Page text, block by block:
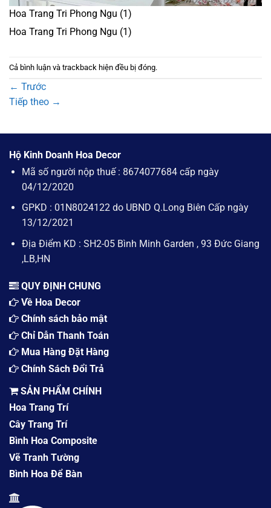
Hoa Trang Tri Phong Ngu (1)
Hoa Trang Tri Phong Ngu (1)
Cả bình luận và trackback hiện đều bị đóng.
← Trước
Tiếp theo →
Hộ Kinh Doanh Hoa Decor
Mã số người nộp thuế : 8674077684 cấp ngày
04/12/2020
GPKD : 01N8024122 do UBND Q.Long Biên Cấp ngày
13/12/2021
Địa Điểm KD : SH2-05 Bình Minh Garden , 93 Đức Giang
,LB,HN
QUY ĐỊNH CHUNG
Về Hoa Decor
Chính sách bảo mật
Chỉ Dẫn Thanh Toán
Mua Hàng Đặt Hàng
Chính Sách Đổi Trả
SẢN PHẨM CHÍNH
Hoa Trang Trí
Cây Trang Trí
Bình Hoa Composite
Vẽ Tranh Tường
Bình Hoa Để Bàn